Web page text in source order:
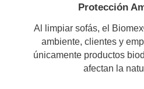
Protección
Al limpiar sofás, el
ambiente, clientes y
únicamente productos
afectan la